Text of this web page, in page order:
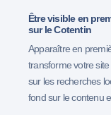
Être visible en
sur le Cotentin
Apparaître en
transforme votre
sur les recherches
fond sur le contenu